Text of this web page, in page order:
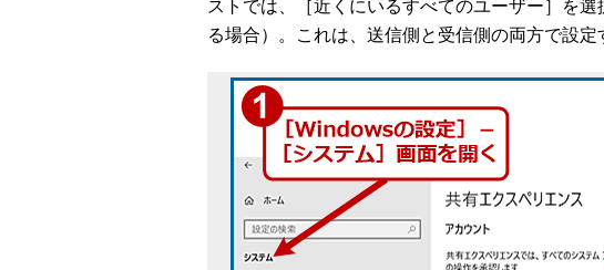
ストでは、［近くにいるすべてのユーザー］を
る場合）。これは、送信側と受信側の両方で設定